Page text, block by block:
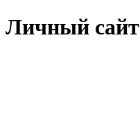
Личный сайт